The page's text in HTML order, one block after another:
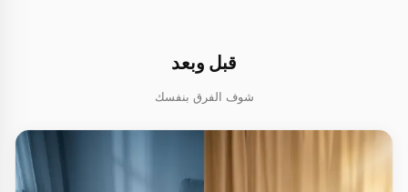
قبل وبعد
شوف الفرق بنفسك